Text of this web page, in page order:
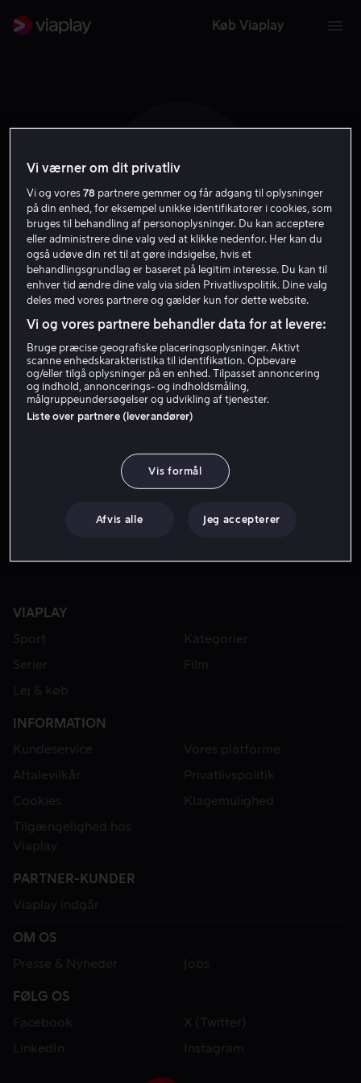
Køb Viaplay
C Y
Cannon Young
Stemme
VIAPLAY
Sport
Kategorier
Serier
Film
Lej & køb
INFORMATION
Kundeservice
Vores platforme
Aftalevilkår
Privatlivspolitik
Cookies
Klagemulighed
Tilgængelighed hos
Viaplay
PARTNER-KUNDER
Viaplay indgår
OM OS
Presse & Nyheder
Jobs
FØLG OS
Facebook
X (Twitter)
LinkedIn
Instagram
Vi værner om dit privatliv
Vi og vores78 partnere gemmer og får adgang til oplysninger
på din enhed, for eksempel unikke identifikatorer i cookies, som
bruges til behandling af personoplysninger. Du kan acceptere
eller administrere dine valg ved at klikke nedenfor. Her kan du
også udøve din ret til at gøre indsigelse, hvis et
behandlingsgrundlag er baseret på legitim interesse. Du kan til
enhver tid ændre dine valg via siden Privatlivspolitik. Dine valg
deles med vores partnere og gælder kun for dette website.
Vi og vores partnere behandler data for at levere:
Bruge præcise geografiske placeringsoplysninger. Aktivt
scanne enhedskarakteristika til identifikation. Opbevare
og/eller tilgå oplysninger på en enhed. Tilpasset annoncering
og indhold, annoncerings- og indholdsmåling,
målgruppeundersøgelser og udvikling af tjenester.
Liste over partnere (leverandører)
Vis formål
Afvis alle Jeg accepterer